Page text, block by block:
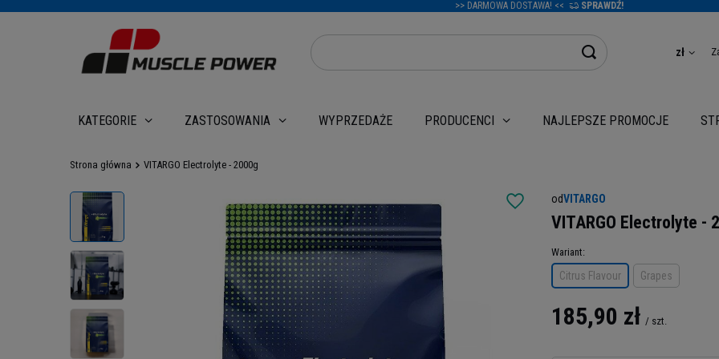
>> DARMOWA DOSTAWA! << SPRAWDŹ!
zł
KATEGORIE ZASTOSOWANIA WYPRZEDAŻE PRODUCENCI NAJLEPSZE PROMOCJE
Strona główna VITARGO Electrolyte - 2000g
odVITARGO
VITARGO Electrolyte -
Wariant
Citrus Flavour Grapes
185,90 zł / szt.